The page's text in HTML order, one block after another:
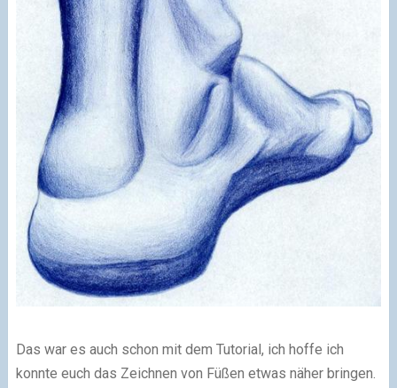
Das war es auch schon mit dem Tutorial, ich hoffe ich
konnte euch das Zeichnen von Füßen etwas näher bringen.